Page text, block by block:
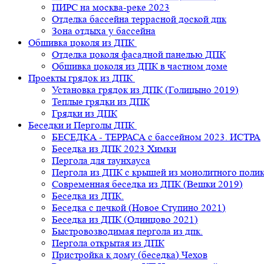
ПИРС на москва-реке 2023
Отделка бассейна террасной доской дпк
Зона отдыха у бассейна
Обшивка цоколя из ДПК
Отделка цоколя фасадной панелью ДПК
Обшивка цоколя из ДПК в частном доме
Проекты грядок из ДПК
Установка грядок из ДПК (Голицыно 2019)
Теплые грядки из ДПК
Грядки из ДПК
Беседки и Перголы ДПК
БЕСЕДКА - ТЕРРАСА с бассейном 2023. ИСТРА
Беседка из ДПК 2023 Химки
Пергола для таунхауса
Пергола из ДПК с крышей из монолитного
Современная беседка из ДПК (Вешки 2019)
Беседка из ДПК.
Беседка с печкой (Новое Ступино 2021)
Беседка из ДПК (Одинцово 2021)
Быстровозводимая пергола из дпк.
Пергола открытая из ДПК
Пристройка к дому (беседка) Чехов